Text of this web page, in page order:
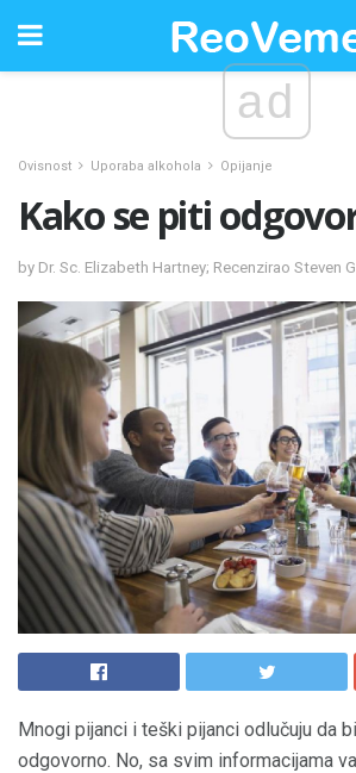
ad
Ovisnost Uporaba alkohola Opijanje
Kako se piti
by Dr. Sc. Elizabeth Hartney; Recenzirao Steven
Mnogi pijanci i teški pijanci odlučuju da
odgovorno. No, sa svim informacijama